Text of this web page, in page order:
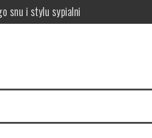
snu i stylu sypialni